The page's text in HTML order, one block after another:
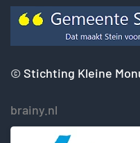
© Stichting Kleine
brainy.nl